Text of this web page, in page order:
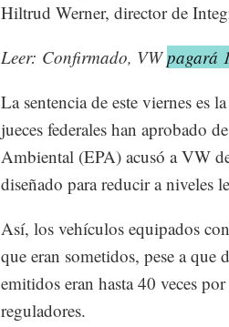
Hiltrud Werner, director de
Leer: Confirmado, VW pagará
La sentencia de este viernes es
jueces federales han aprobado
Ambiental (EPA) acusó a VW
diseñado para reducir a niveles
Así, los vehículos equipados
que eran sometidos, pese a
emitidos eran hasta 40 veces
reguladores.